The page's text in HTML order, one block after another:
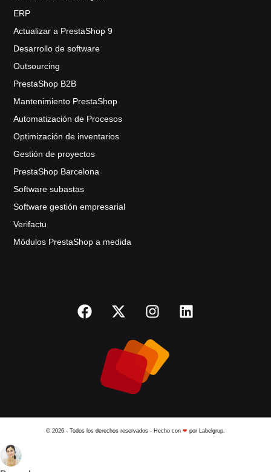
ERP
Actualizar a PrestaShop 9
Desarrollo de software
Outsourcing
PrestaShop B2B
Mantenimiento PrestaShop
Automatización de Procesos
Optimización de inventarios
Gestión de proyectos
PrestaShop Barcelona
Software subastas
Software gestión empresarial
Verifactu
Módulos PrestaShop a medida
© 2026 - Todos los derechos reservados - Hecho con ❤ por Labelgrup.